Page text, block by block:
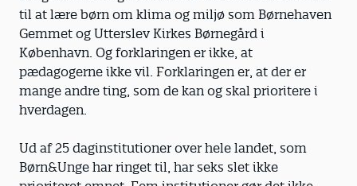
til at lære børn om klima og miljø som Børnehaven
Gemmet og Utterslev Kirkes Børnegård i
København. Og forklaringen er ikke, at
pædagogerne ikke vil. Forklaringen er, at der er
mange andre ting, som de kan og skal prioritere i
hverdagen.
Ud af 25 daginstitutioner over hele landet, som
Børn&Unge har ringet til, har seks slet ikke